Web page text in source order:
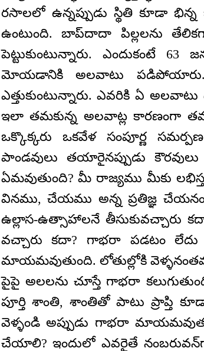
రసాలలో ఉన్నప్పుడు స్థితి కూడా
ఉంటుంది. బాప్‌దాదా పిల్లలను
పెట్టుకుంటున్నారు. ఎందుకంటే
మోయడానికి అలవాటు పడిపోయారు.
ఎత్తుకుంటున్నారు. ఎవరికి ఏ
ఇలా తమకున్న అలవాట్ల కారణంగా తమ
ఒక్కొక్కరు ఒకవేళ సంపూర్ణ
పాండవులు తయారైనప్పుడు
ఏమవుతుంది? మీ రాజ్యము మీకు
వినము, చేయము అన్న ప్రతిజ్ఞ
ఉల్లాస-ఉత్సాహాలనే
వచ్చారు కదా? గాభరా పడటం
మాయమవుతుంది. లోతుల్లోకి
పైపై అలలను చూస్తే గాభరా
పూర్తి శాంతి, శాంతితో పాటు ప్రాప్తి
వెళ్ళండి అప్పుడు గాభరా
చేయాలి? ఇందులో ఎవరైతే